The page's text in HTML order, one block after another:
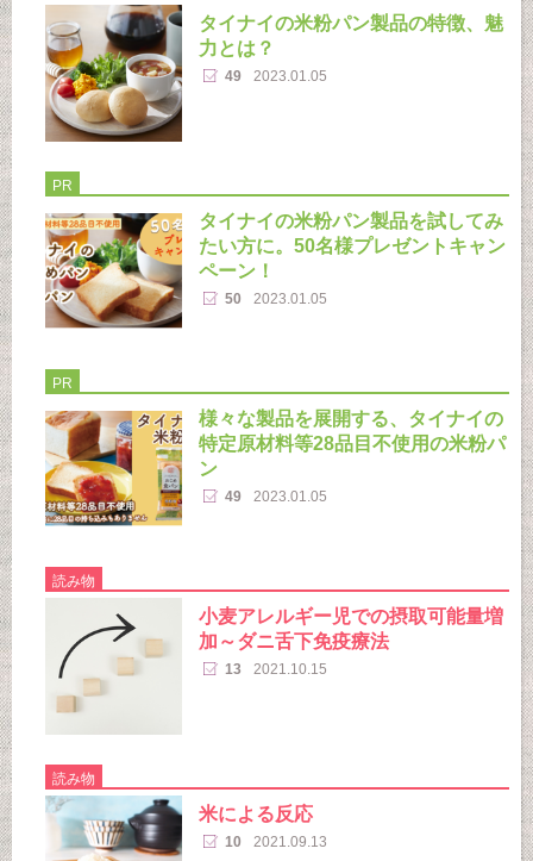
タイナイの米粉パン製品の特徴、魅
力とは？
49 2023.01.05
PR
タイナイの米粉パン製品を試してみ
たい方に。50名様プレゼントキャン
ペーン！
50 2023.01.05
PR
様々な製品を展開する、タイナイの
特定原材料等28品目不使用の米粉パ
ン
49 2023.01.05
読み物
小麦アレルギー児での摂取可能量増
加～ダニ舌下免疫療法
13 2021.10.15
読み物
米による反応
10 2021.09.13